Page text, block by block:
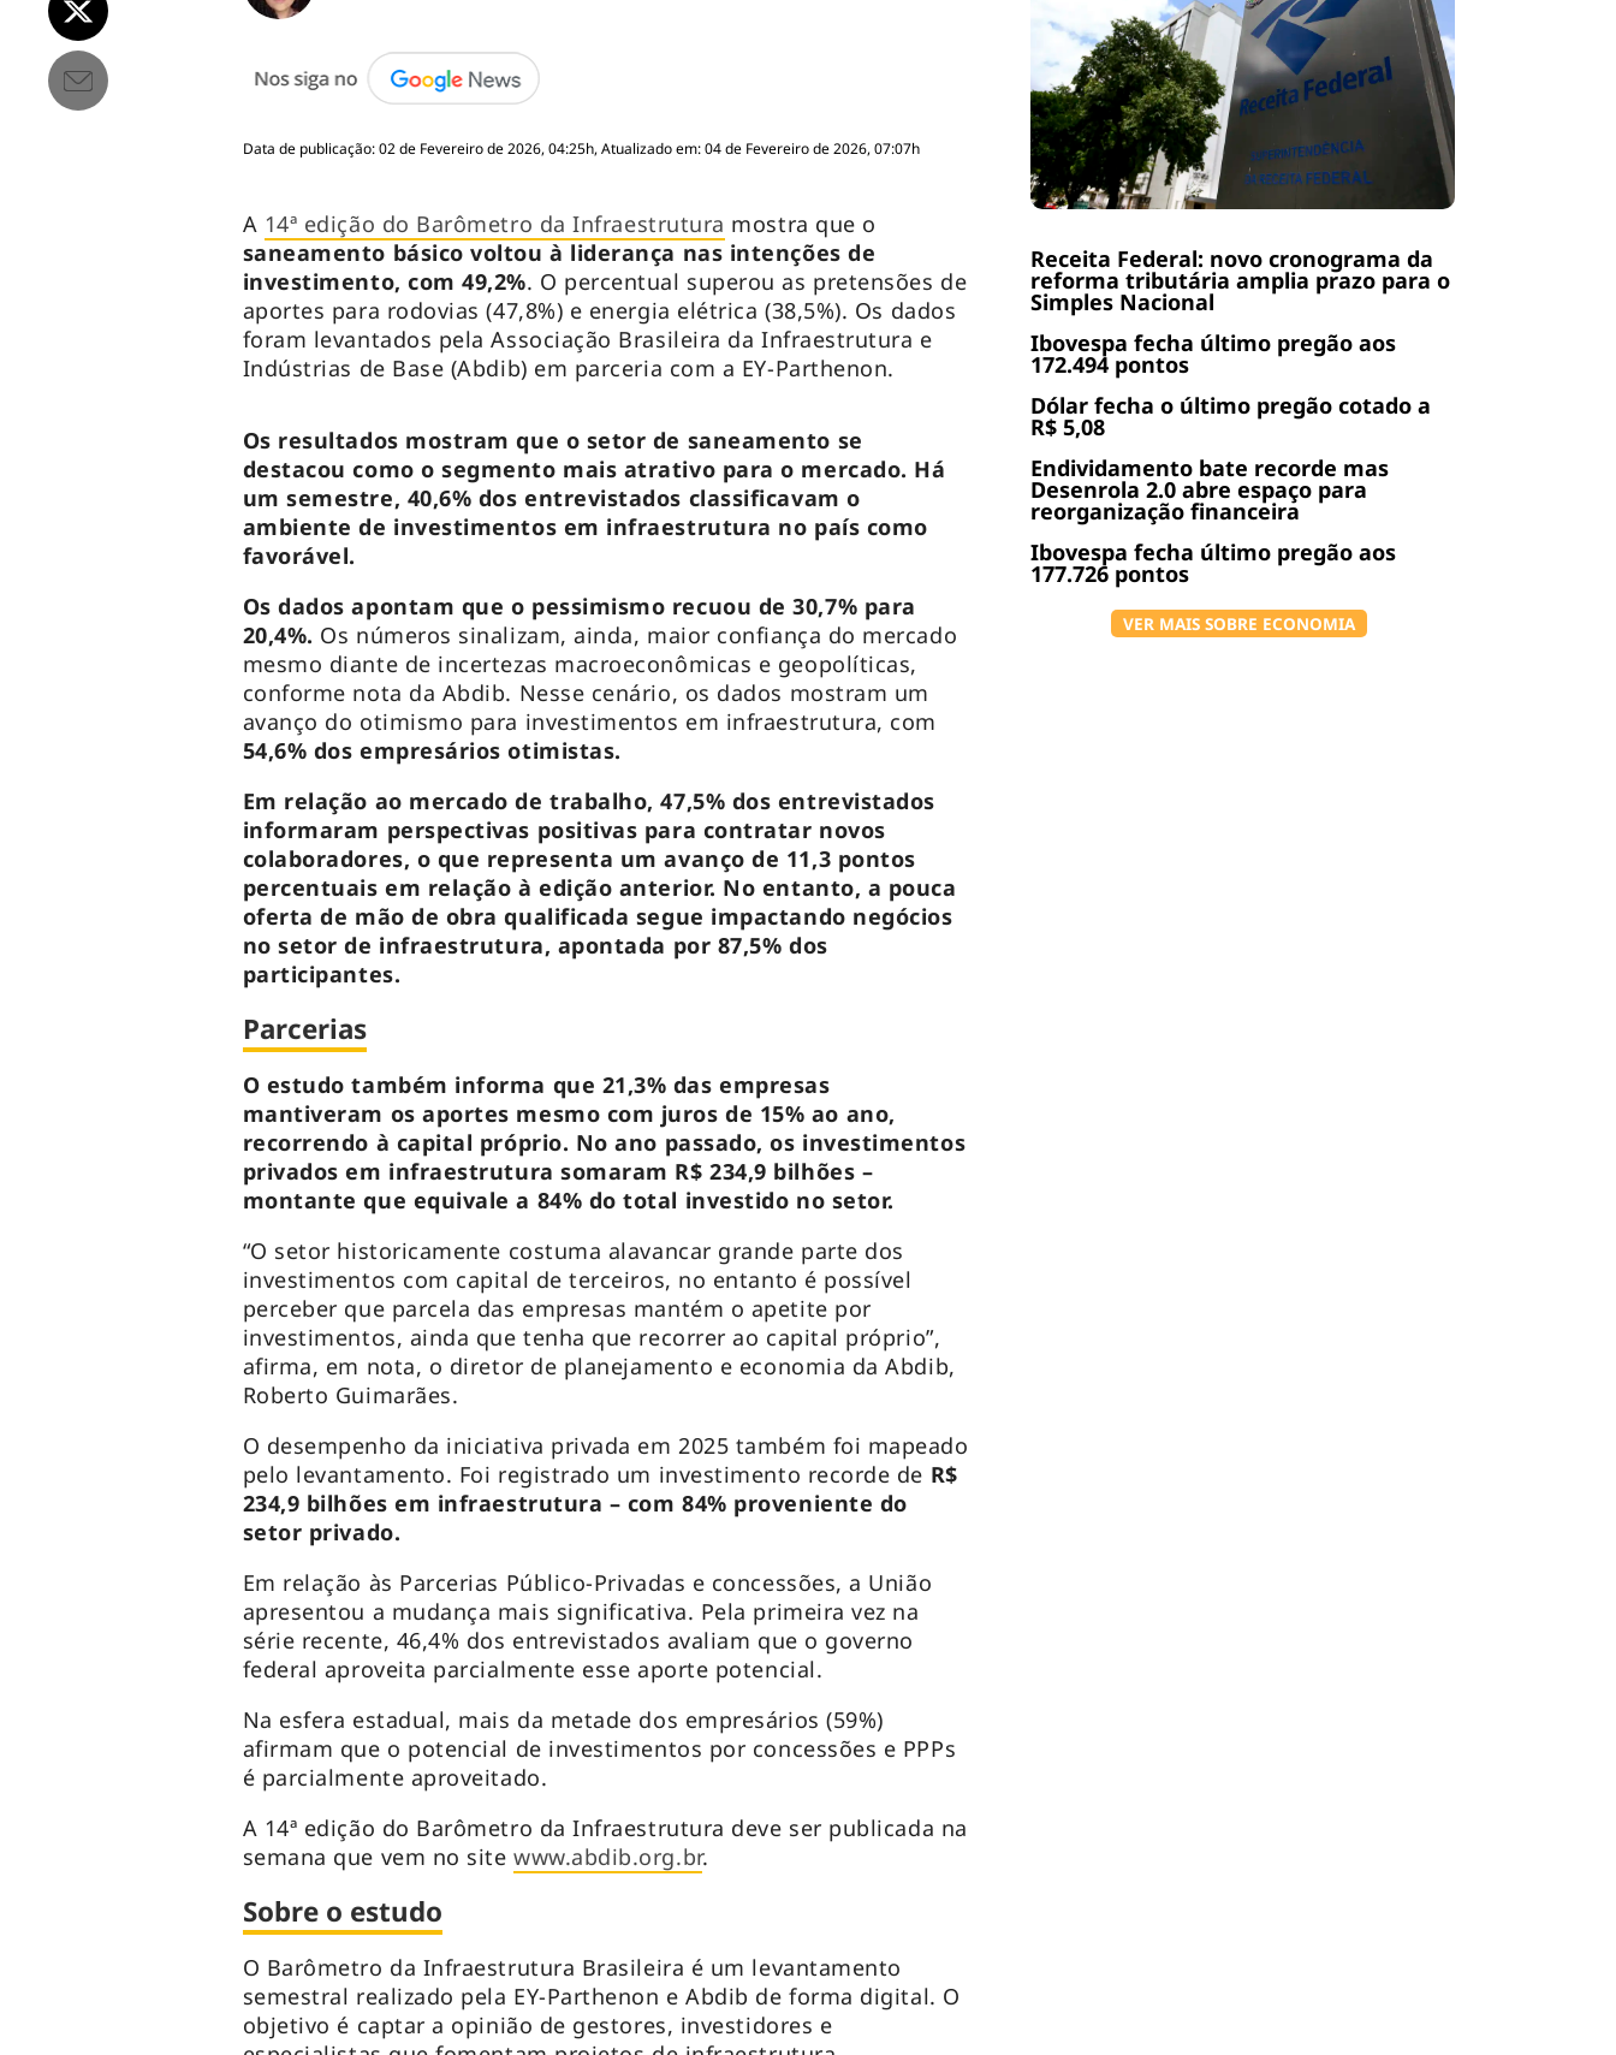
Receita Federal: novo cronograma da
reforma tributária amplia prazo para o
Simples Nacional
Ibovespa fecha último pregão aos
172.494 pontos
Dólar fecha o último pregão cotado a
R$ 5,08
Endividamento bate recorde mas
Desenrola 2.0 abre espaço para
reorganização financeira
Ibovespa fecha último pregão aos
177.726 pontos
VER MAIS SOBRE ECONOMIA
Data de publicação: 02 de Fevereiro de 2026, 04:25h, Atualizado em: 04 de Fevereiro de 2026, 07:07h
A 14ª edição do Barômetro da Infraestrutura mostra que o
saneamento básico voltou à liderança nas intenções de
investimento, com 49,2%. O percentual superou as pretensões de
aportes para rodovias (47,8%) e energia elétrica (38,5%). Os dados
foram levantados pela Associação Brasileira da Infraestrutura e
Indústrias de Base (Abdib) em parceria com a EY-Parthenon.
Os resultados mostram que o setor de saneamento se
destacou como o segmento mais atrativo para o mercado. Há
um semestre, 40,6% dos entrevistados classificavam o
ambiente de investimentos em infraestrutura no país como
favorável.
Os dados apontam que o pessimismo recuou de 30,7% para
20,4%. Os números sinalizam, ainda, maior confiança do mercado
mesmo diante de incertezas macroeconômicas e geopolíticas,
conforme nota da Abdib. Nesse cenário, os dados mostram um
avanço do otimismo para investimentos em infraestrutura, com
54,6% dos empresários otimistas.
Em relação ao mercado de trabalho, 47,5% dos entrevistados
informaram perspectivas positivas para contratar novos
colaboradores, o que representa um avanço de 11,3 pontos
percentuais em relação à edição anterior. No entanto, a pouca
oferta de mão de obra qualificada segue impactando negócios
no setor de infraestrutura, apontada por 87,5% dos
participantes.
Parcerias
O estudo também informa que 21,3% das empresas
mantiveram os aportes mesmo com juros de 15% ao ano,
recorrendo à capital próprio. No ano passado, os investimentos
privados em infraestrutura somaram R$ 234,9 bilhões –
montante que equivale a 84% do total investido no setor.
“O setor historicamente costuma alavancar grande parte dos
investimentos com capital de terceiros, no entanto é possível
perceber que parcela das empresas mantém o apetite por
investimentos, ainda que tenha que recorrer ao capital próprio”,
afirma, em nota, o diretor de planejamento e economia da Abdib,
Roberto Guimarães.
O desempenho da iniciativa privada em 2025 também foi mapeado
pelo levantamento. Foi registrado um investimento recorde de R$
234,9 bilhões em infraestrutura – com 84% proveniente do
setor privado.
Em relação às Parcerias Público-Privadas e concessões, a União
apresentou a mudança mais significativa. Pela primeira vez na
série recente, 46,4% dos entrevistados avaliam que o governo
federal aproveita parcialmente esse aporte potencial.
Na esfera estadual, mais da metade dos empresários (59%)
afirmam que o potencial de investimentos por concessões e PPPs
é parcialmente aproveitado.
A 14ª edição do Barômetro da Infraestrutura deve ser publicada na
semana que vem no sitewww.abdib.org.br.
Sobre o estudo
O Barômetro da Infraestrutura Brasileira é um levantamento
semestral realizado pela EY-Parthenon e Abdib de forma digital. O
objetivo é captar a opinião de gestores, investidores e